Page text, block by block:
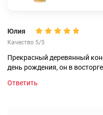
Юлия
Качество 5/5
Прекрасный деревянный
день рождения, он в восторге
Ответить